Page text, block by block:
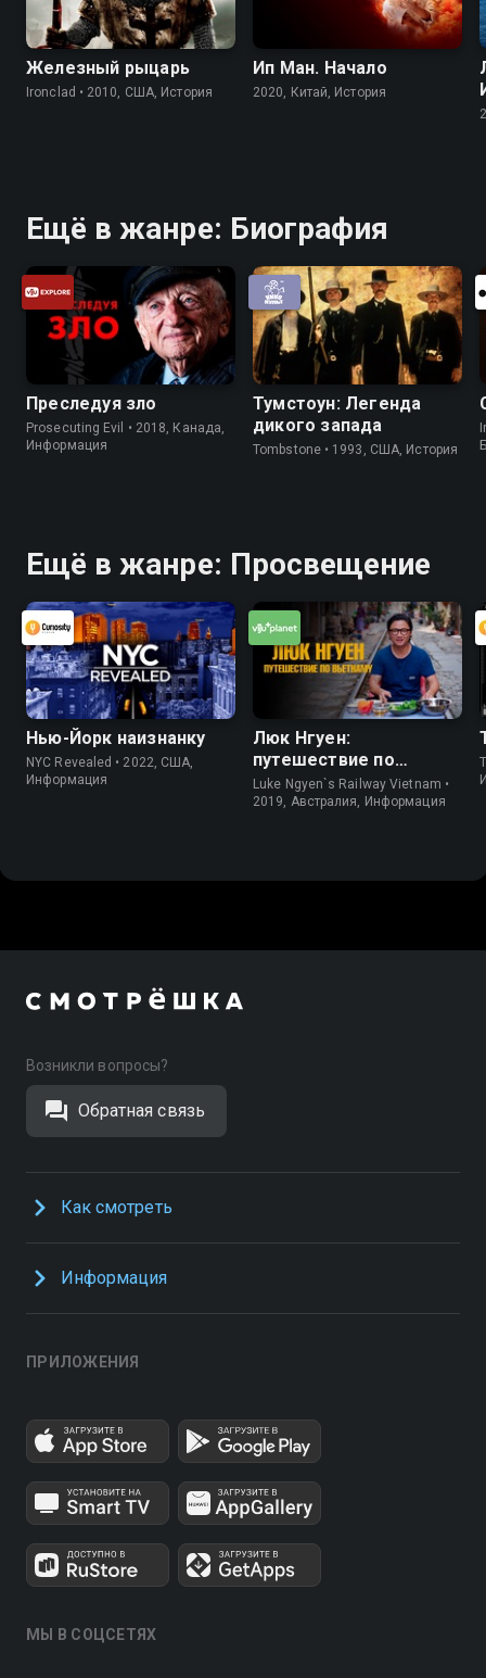
Железный рыцарь
Ironclad • 2010, США, История
Ип Ман. Начало
2020, Китай, История
Ещё в жанре: Биография
Преследуя зло
Prosecuting Evil • 2018, Канада,
Информация
Тумстоун: Легенда
дикого запада
Tombstone • 1993, США, История
Ещё в жанре: Просвещение
Нью-Йорк наизнанку
NYC Revealed • 2022, США,
Информация
Люк Нгуен:
путешествие по
Вьетнаму
Luke Ngyen`s Railway Vietnam •
2019, Австралия, Информация
Возникли вопросы?
Обратная связь
Как смотреть
Информация
ПРИЛОЖЕНИЯ
МЫ В СОЦСЕТЯХ